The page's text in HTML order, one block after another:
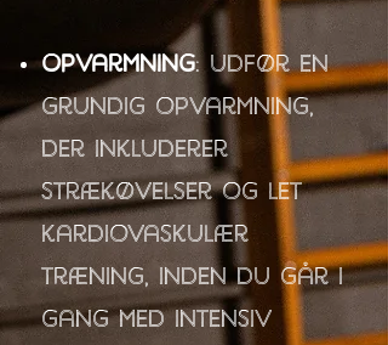
Opvarmning: Udfør en
grundig opvarmning,
der inkluderer
strækøvelser og let
kardiovaskulær
træning, inden du går i
gang med intensiv